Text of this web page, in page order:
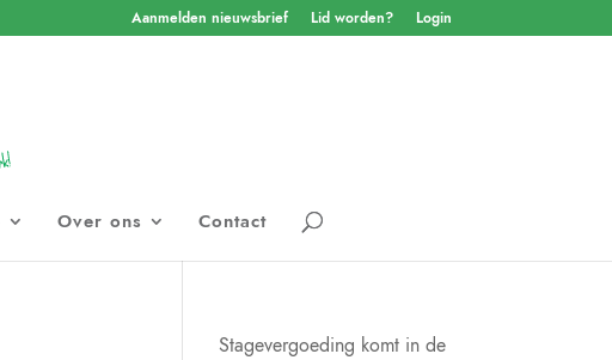
Aanmelden nieuwsbrief Lid worden? Login
Over ons Contact
Stagevergoeding komt in de